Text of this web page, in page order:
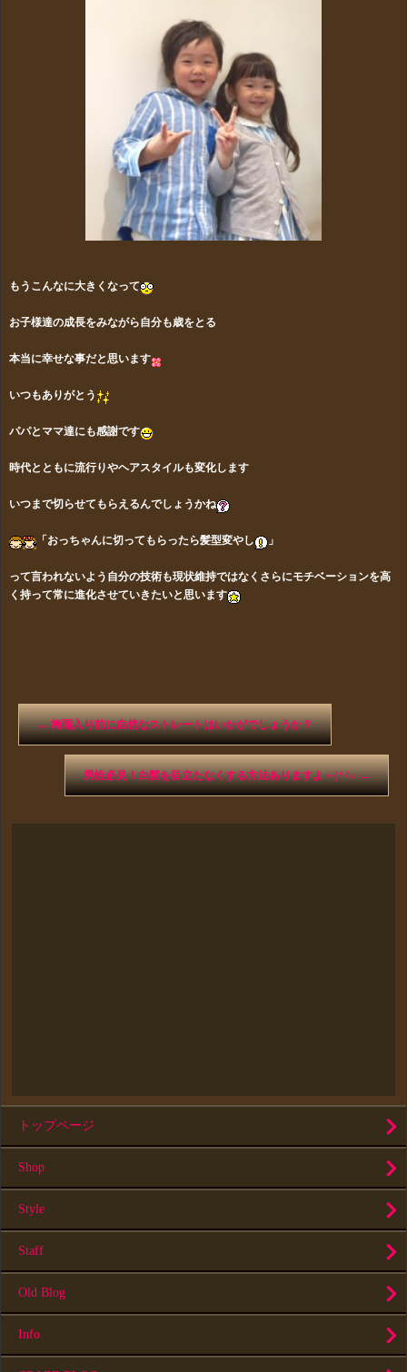
もうこんなに大きくなって
お子様達の成長をみながら自分も歳をとる
本当に幸せな事だと思います
いつもありがとう
パパとママ達にも感謝です
時代とともに流行りやヘアスタイルも変化します
いつまで切らせてもらえるんでしょうかね
「おっちゃんに切ってもらったら髪型変やし 」
って言われないよう自分の技術も現状維持ではなくさらにモチベーションを高
く持って常に進化させていきたいと思います
←梅雨入り前に自然なストレートはいかがでしょうか？
男性必見！白髪を目立たなくする方法ありますよ～(^^♪→
トップページ
Shop
Style
Staff
Old Blog
Info